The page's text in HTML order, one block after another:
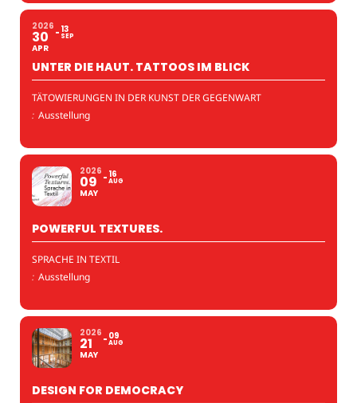
2026
30
APR
13
SEP
UNTER DIE HAUT. TATTOOS IM BLICK
TÄTOWIERUNGEN IN DER KUNST DER GEGENWART
: Ausstellung
2026
09
MAY
16
AUG
POWERFUL TEXTURES.
SPRACHE IN TEXTIL
: Ausstellung
2026
21
MAY
09
AUG
DESIGN FOR DEMOCRACY